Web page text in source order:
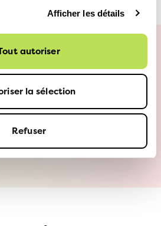
Afficher les détails
autoriser
la sélection
Refuser
à la newsletter